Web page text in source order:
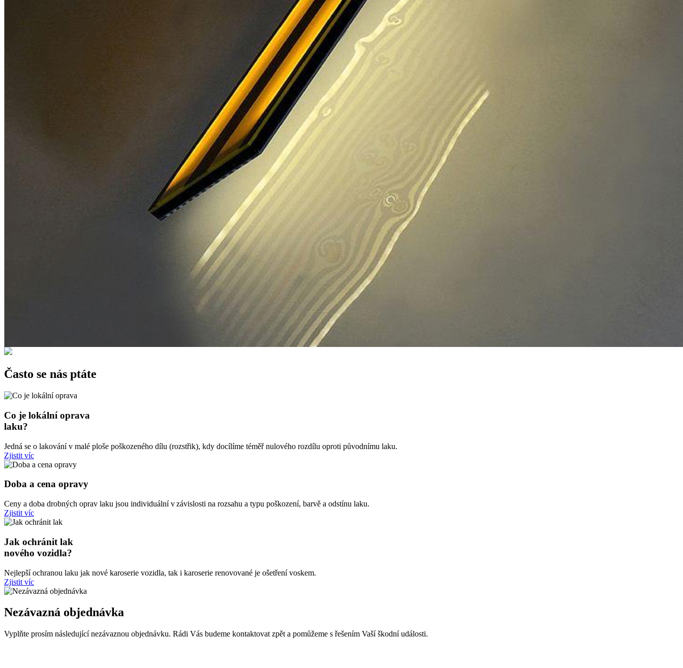
Často se nás ptáte
Co je lokální oprava
laku?
Jedná se o lakování v malé ploše poškozeného dílu (rozstřik), kdy docílíme téměř nulového rozdílu oproti původnímu laku.
Zjistit víc
Doba a cena opravy
Ceny a doba drobných oprav laku jsou individuální v závislosti na rozsahu a typu poškození, barvě a odstínu laku.
Zjistit víc
Jak ochránit lak
nového vozidla?
Nejlepší ochranou laku jak nové karoserie vozidla, tak i karoserie renovované je ošetření voskem.
Zjistit víc
Nezávazná objednávka
Vyplňte prosím následující nezávaznou objednávku. Rádi Vás budeme kontaktovat zpět a pomůžeme s řešením Vaší škodní události.